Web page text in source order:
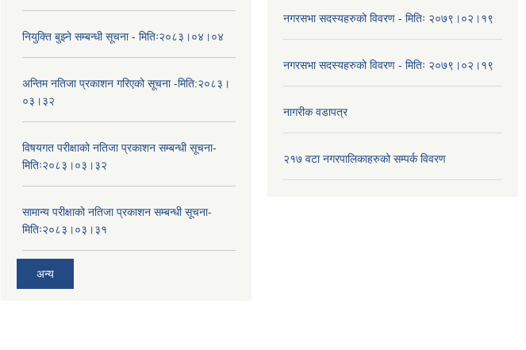
नियुक्ति बुझ्ने सम्बन्धी सूचना - मितिः२०८३।०४।०४
अन्तिम नतिजा प्रकाशन गरिएको सूचना -मिति:२०८३।
०३।३२
विषयगत परीक्षाको नतिजा प्रकाशन सम्बन्धी सूचना-
मितिः२०८३।०३।३२
सामान्य परीक्षाको नतिजा प्रकाशन सम्बन्धी सूचना-
मितिः२०८३।०३।३१
अन्य
नगरसभा सदस्यहरुको विवरण - मितिः २०७९।०२।१९
नगरसभा सदस्यहरुको विवरण - मितिः २०७९।०२।१९
नागरीक वडापत्र
२१७ वटा नगरपालिकाहरुको सम्पर्क विवरण